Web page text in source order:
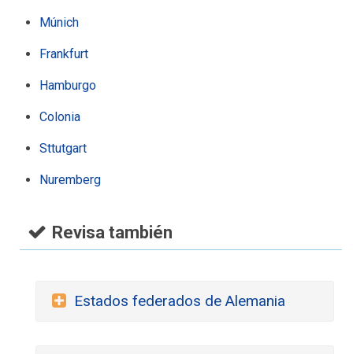
Múnich
Frankfurt
Hamburgo
Colonia
Sttutgart
Nuremberg
Revisa también
Estados federados de Alemania